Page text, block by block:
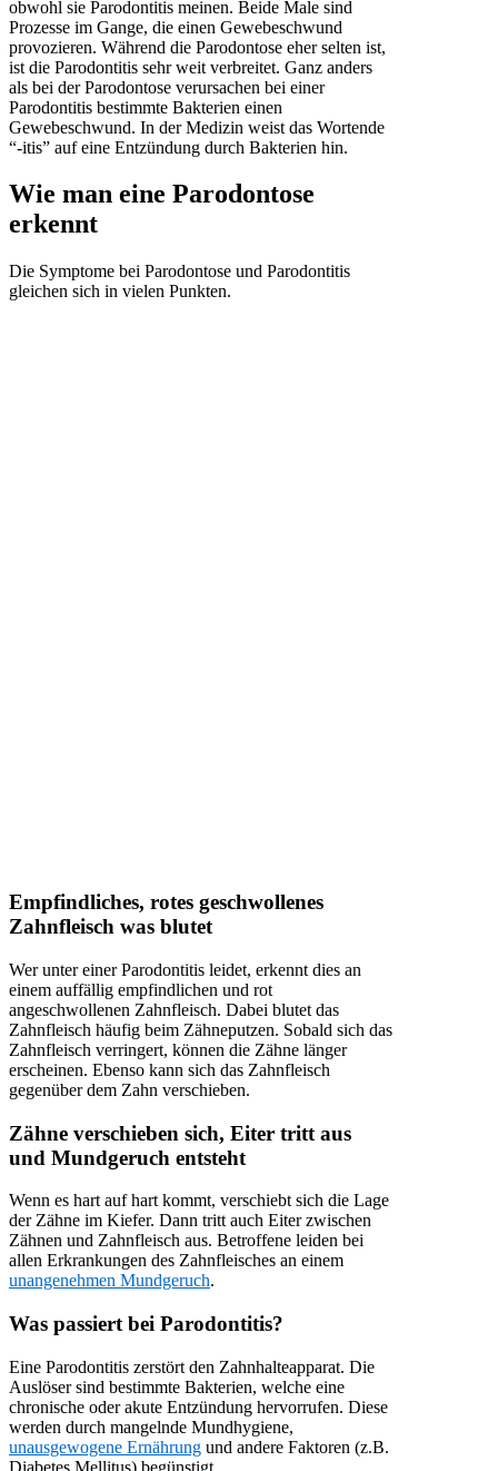
obwohl sie Parodontitis meinen. Beide Male sind
Prozesse im Gange, die einen Gewebeschwund
provozieren. Während die Parodontose eher selten ist,
ist die Parodontitis sehr weit verbreitet. Ganz anders
als bei der Parodontose verursachen bei einer
Parodontitis bestimmte Bakterien einen
Gewebeschwund. In der Medizin weist das Wortende
“-itis” auf eine Entzündung durch Bakterien hin.
Wie man eine Parodontose
erkennt
Die Symptome bei Parodontose und Parodontitis
gleichen sich in vielen Punkten.
Empfindliches, rotes geschwollenes
Zahnfleisch was blutet
Wer unter einer Parodontitis leidet, erkennt dies an
einem auffällig empfindlichen und rot
angeschwollenen Zahnfleisch. Dabei blutet das
Zahnfleisch häufig beim Zähneputzen. Sobald sich das
Zahnfleisch verringert, können die Zähne länger
erscheinen. Ebenso kann sich das Zahnfleisch
gegenüber dem Zahn verschieben.
Zähne verschieben sich, Eiter tritt aus
und Mundgeruch entsteht
Wenn es hart auf hart kommt, verschiebt sich die Lage
der Zähne im Kiefer. Dann tritt auch Eiter zwischen
Zähnen und Zahnfleisch aus. Betroffene leiden bei
allen Erkrankungen des Zahnfleisches an einem
unangenehmen Mundgeruch.
Was passiert bei Parodontitis?
Eine Parodontitis zerstört den Zahnhalteapparat. Die
Auslöser sind bestimmte Bakterien, welche eine
chronische oder akute Entzündung hervorrufen. Diese
werden durch mangelnde Mundhygiene,
unausgewogene Ernährung und andere Faktoren (z.B.
Diabetes Mellitus) begünstigt.